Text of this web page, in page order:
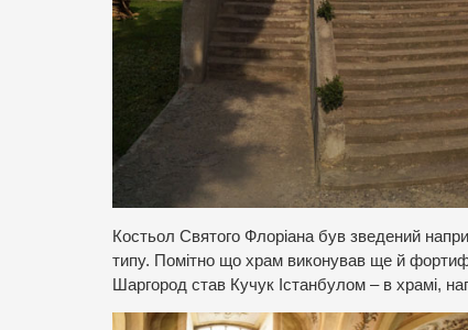
Костьол Святого Флоріана був зведений
типу. Помітно що храм виконував ще й
Шаргород став Кучук Істанбулом – в храмі,